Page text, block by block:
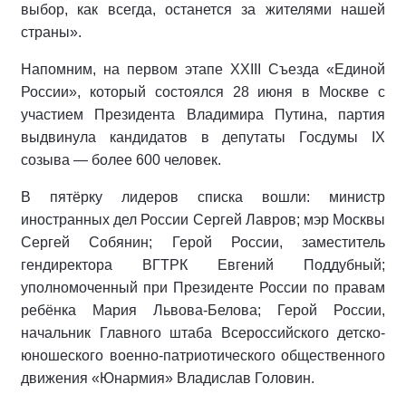
выбор, как всегда, останется за жителями нашей
страны».
Напомним, на первом этапе XXIII Съезда «Единой
России», который состоялся 28 июня в Москве с
участием Президента Владимира Путина, партия
выдвинула кандидатов в депутаты Госдумы IX
созыва — более 600 человек.
В пятёрку лидеров списка вошли: министр
иностранных дел России Сергей Лавров; мэр Москвы
Сергей Собянин; Герой России, заместитель
гендиректора ВГТРК Евгений Поддубный;
уполномоченный при Президенте России по правам
ребёнка Мария Львова-Белова; Герой России,
начальник Главного штаба Всероссийского детско-
юношеского военно-патриотического общественного
движения «Юнармия» Владислав Головин.